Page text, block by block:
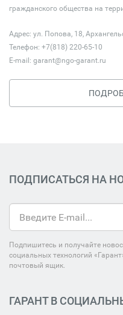
гражданского общества на
Адрес: ул. Попова, 18,
Телефон: +7(818) 220-65-10
E-mail: garant@ngo-garant.ru
ПОДПИСАТЬСЯ НА
Подпишитесь и получайте
социальных технологий
почтовый ящик.
ГАРАНТ В